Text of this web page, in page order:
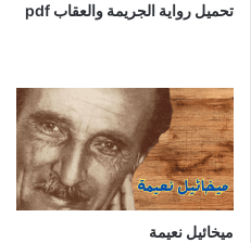
تحميل رواية الجريمة والعقاب pdf
ميخائيل نعيمة